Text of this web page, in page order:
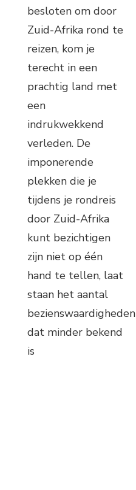
besloten om door
Zuid-Afrika rond te
reizen, kom je
terecht in een
prachtig land met
een
indrukwekkend
verleden. De
imponerende
plekken die je
tijdens je rondreis
door Zuid-Afrika
kunt bezichtigen
zijn niet op één
hand te tellen, laat
staan het aantal
bezienswaardigheden
dat minder bekend
is